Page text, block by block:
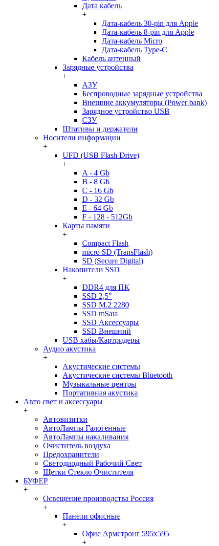
Дата кабель
+
Дата-кабель 30-pin для Apple
Дата-кабель 8-pin для Apple
Дата-кабель Micro
Дата-кабель Type-C
Кабель антенный
Зарядные устройства
+
АЗУ
Беспроводные зарядные устройства
Внешние аккумуляторы (Power bank)
Зарядное устройство USB
СЗУ
Штативы и держатели
Носители информации
+
UFD (USB Flash Drive)
+
A - 4 Gb
B - 8 Gb
C - 16 Gb
D - 32 Gb
E - 64 Gb
F - 128 - 512Gb
Карты памяти
+
Compact Flash
micro SD (TransFlash)
SD (Secure Digital)
Накопители SSD
+
DDR4 для ПК
SSD 2,5"
SSD M.2 2280
SSD mSata
SSD Аксессуары
SSD Внешний
USB хабы/Картридеры
Аудио акустика
+
Акустические системы
Акустические системы Bluetooth
Музыкальные центры
Портативная акустика
Авто свет и аксессуары
+
Автовизитки
АвтоЛампы Галогенные
АвтоЛампы накаливания
Очиститель воздуха
Предохранители
Светодиодный Рабочий Свет
Щетки Стекло Очистителя
БУФЕР
+
Освещение производства Россия
+
Панели офисные
+
Офис Армстронг 595x595
+